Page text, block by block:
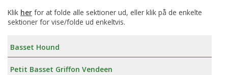
Klik her for at folde alle sektioner ud, eller klik på de enkelte
sektioner for vise/folde ud enkeltvis.
Basset Hound
Petit Basset Griffon Vendeen